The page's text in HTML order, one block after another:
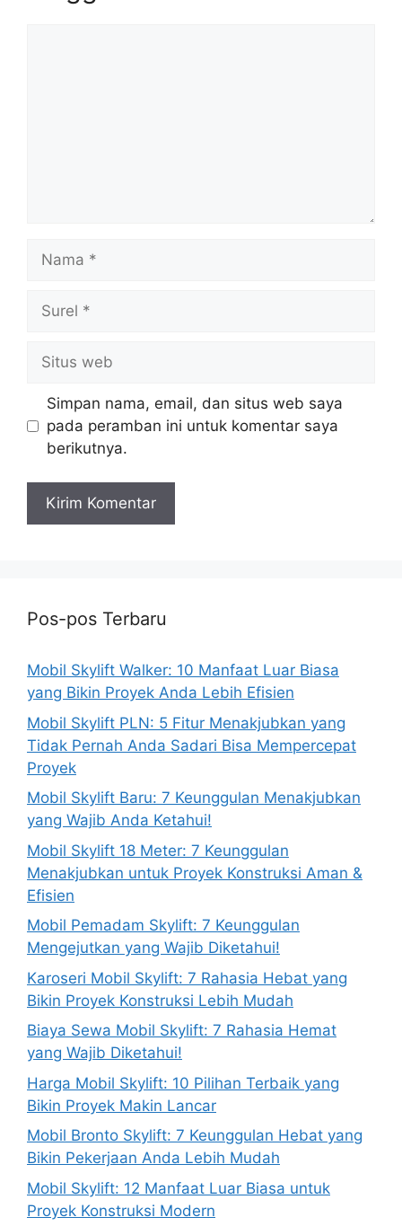
web
Simpan nama, email, dan situs web saya
pada peramban ini untuk komentar saya
berikutnya.
Pos-pos Terbaru
Mobil Skylift Walker: 10 Manfaat Luar Biasa
yang Bikin Proyek Anda Lebih Efisien
Mobil Skylift PLN: 5 Fitur Menakjubkan yang
Tidak Pernah Anda Sadari Bisa Mempercepat
Proyek
Mobil Skylift Baru: 7 Keunggulan Menakjubkan
yang Wajib Anda Ketahui!
Mobil Skylift 18 Meter: 7 Keunggulan
Menakjubkan untuk Proyek Konstruksi Aman &
Efisien
Mobil Pemadam Skylift: 7 Keunggulan
Mengejutkan yang Wajib Diketahui!
Karoseri Mobil Skylift: 7 Rahasia Hebat yang
Bikin Proyek Konstruksi Lebih Mudah
Biaya Sewa Mobil Skylift: 7 Rahasia Hemat
yang Wajib Diketahui!
Harga Mobil Skylift: 10 Pilihan Terbaik yang
Bikin Proyek Makin Lancar
Mobil Bronto Skylift: 7 Keunggulan Hebat yang
Bikin Pekerjaan Anda Lebih Mudah
Mobil Skylift: 12 Manfaat Luar Biasa untuk
Proyek Konstruksi Modern